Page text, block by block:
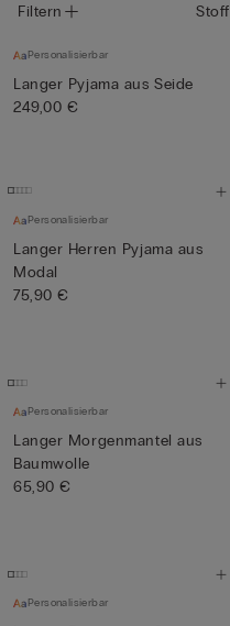
Filtern Stoff
Personalisierbar
Langer Pyjama aus Seide
249,00 €
Personalisierbar
Langer Herren Pyjama aus
Modal
75,90 €
Personalisierbar
Langer Morgenmantel aus
Baumwolle
65,90 €
Personalisierbar